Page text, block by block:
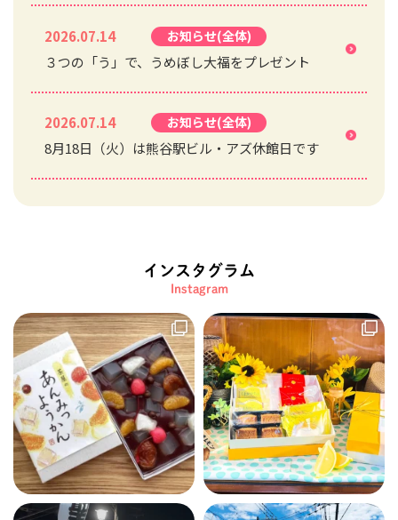
2026.07.14 お知らせ(全体)
３つの「う」で、うめぼし大福をプレゼント
2026.07.14 お知らせ(全体)
8月18日（火）は熊谷駅ビル・アズ休館日です
インスタグラム